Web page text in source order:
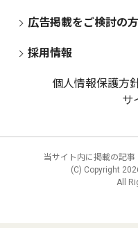
広告掲載をご検討の
採用情報
個人情報保護方
サ
当サイト内に掲載の記事
(C) Copyright
All